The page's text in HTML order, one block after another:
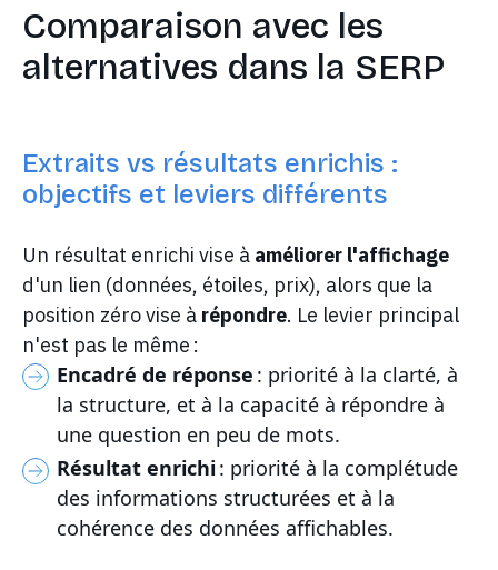
Comparaison avec les
alternatives dans la SERP
Extraits vs résultats enrichis :
objectifs et leviers différents
Un résultat enrichi vise à améliorer l'affichage
d'un lien (données, étoiles, prix), alors que la
position zéro vise à répondre. Le levier principal
n'est pas le même :
Encadré de réponse : priorité à la clarté, à
la structure, et à la capacité à répondre à
une question en peu de mots.
Résultat enrichi: priorité à la complétude
des informations structurées et à la
cohérence des données affichables.